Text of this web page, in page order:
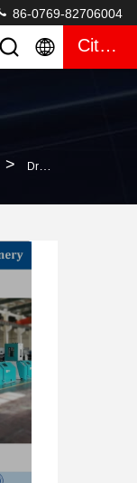
86-0769-82706004
Citaat
> Draai-Sleutel Multi Draad Teken Machine Met Hoge Precisie Versnelling Voor 16 Koperdraden